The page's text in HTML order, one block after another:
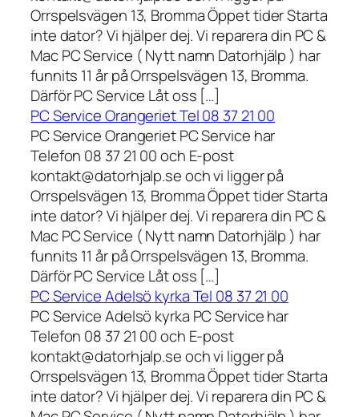
Orrspelsvägen 13, Bromma Öppet tider Starta
inte dator? Vi hjälper dej. Vi reparera din PC &
Mac PC Service ( Nytt namn Datorhjälp ) har
funnits 11 år på Orrspelsvägen 13, Bromma.
Därför PC Service Låt oss […]
PC Service Orangeriet Tel 08 37 21 00
PC Service Orangeriet PC Service har
Telefon 08 37 21 00 och E-post
kontakt@datorhjalp.se och vi ligger på
Orrspelsvägen 13, Bromma Öppet tider Starta
inte dator? Vi hjälper dej. Vi reparera din PC &
Mac PC Service ( Nytt namn Datorhjälp ) har
funnits 11 år på Orrspelsvägen 13, Bromma.
Därför PC Service Låt oss […]
PC Service Adelsö kyrka Tel 08 37 21 00
PC Service Adelsö kyrka PC Service har
Telefon 08 37 21 00 och E-post
kontakt@datorhjalp.se och vi ligger på
Orrspelsvägen 13, Bromma Öppet tider Starta
inte dator? Vi hjälper dej. Vi reparera din PC &